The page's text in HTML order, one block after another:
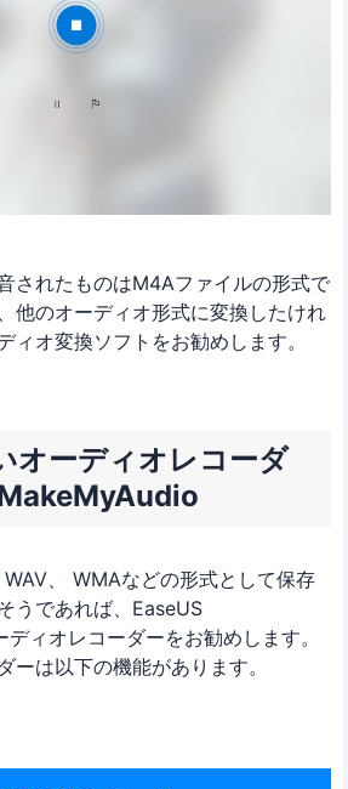
されたものはM4Aファイルの形式で
他のオーディオ形式に変換したけれ
ィオ変換ソフトをお勧めします。
オーディオレコーダ
、 WMAなどの形式として保存
うであれば、EaseUS
ィオレコーダーをお勧めします。
ーは以下の機能があります。